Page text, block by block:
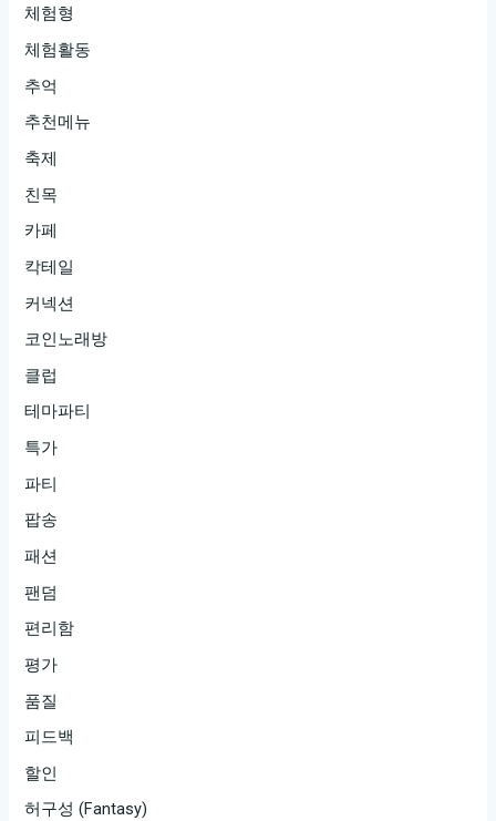
체험형
체험활동
추억
추천메뉴
축제
친목
카페
칵테일
커넥션
코인노래방
클럽
테마파티
특가
파티
팝송
패션
팬덤
편리함
평가
품질
피드백
할인
허구성 (Fantasy)